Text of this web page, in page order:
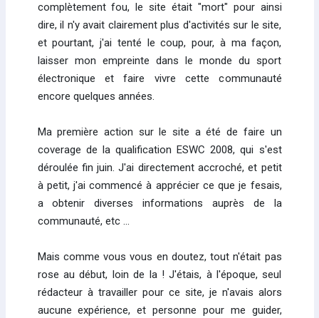
complètement fou, le site était "mort" pour ainsi
dire, il n'y avait clairement plus d'activités sur le site,
et pourtant, j'ai tenté le coup, pour, à ma façon,
laisser mon empreinte dans le monde du sport
électronique et faire vivre cette communauté
encore quelques années.
Ma première action sur le site a été de faire un
coverage de la qualification ESWC 2008, qui s'est
déroulée fin juin. J'ai directement accroché, et petit
à petit, j'ai commencé à apprécier ce que je fesais,
a obtenir diverses informations auprès de la
communauté, etc ...
Mais comme vous vous en doutez, tout n'était pas
rose au début, loin de la ! J'étais, à l'époque, seul
rédacteur à travailler pour ce site, je n'avais alors
aucune expérience, et personne pour me guider,